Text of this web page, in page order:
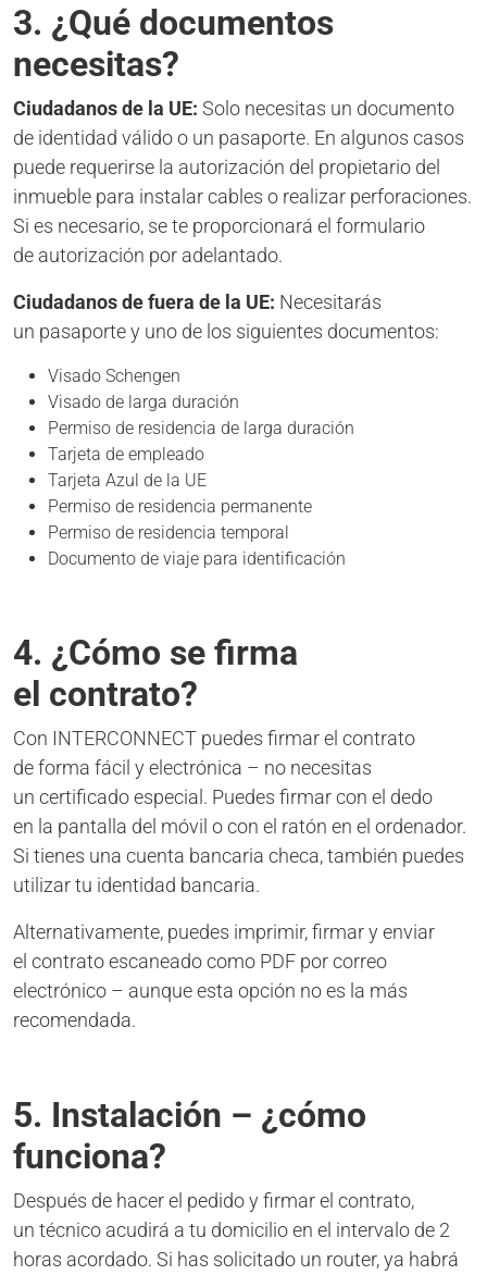
3. ¿Qué documentos
necesitas?
Ciudadanos de la UE: Solo necesitas un documento
de identidad válido o un pasaporte. En algunos casos
puede requerirse la autorización del propietario del
inmueble para instalar cables o realizar perforaciones.
Si es necesario, se te proporcionará el formulario
de autorización por adelantado.
Ciudadanos de fuera de la UE: Necesitarás
un pasaporte y uno de los siguientes documentos:
Visado Schengen
Visado de larga duración
Permiso de residencia de larga duración
Tarjeta de empleado
Tarjeta Azul de la UE
Permiso de residencia permanente
Permiso de residencia temporal
Documento de viaje para identificación
4. ¿Cómo se firma
el contrato?
Con INTERCONNECT puedes firmar el contrato
de forma fácil y electrónica – no necesitas
un certificado especial. Puedes firmar con el dedo
en la pantalla del móvil o con el ratón en el ordenador.
Si tienes una cuenta bancaria checa, también puedes
utilizar tu identidad bancaria.
Alternativamente, puedes imprimir, firmar y enviar
el contrato escaneado como PDF por correo
electrónico – aunque esta opción no es la más
recomendada.
5. Instalación – ¿cómo
funciona?
Después de hacer el pedido y firmar el contrato,
un técnico acudirá a tu domicilio en el intervalo de 2
horas acordado. Si has solicitado un router, ya habrá